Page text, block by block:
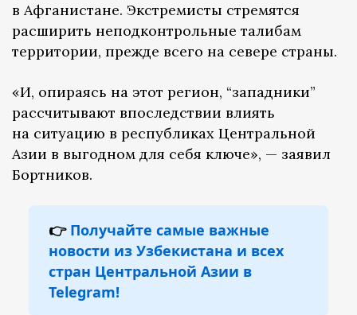
в Афганистане. Экстремисты стремятся
расширить неподконтрольные талибам
территории, прежде всего на севере страны.
«И, опираясь на этот регион, “западники”
рассчитывают впоследствии влиять
на ситуацию в республиках Центральной
Азии в выгодном для себя ключе», — заявил
Бортников.
👉 Получайте самые важные
новости из Узбекистана и всех
стран Центральной Азии в
Telegram!